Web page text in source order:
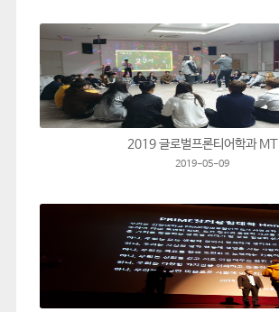
2019 글로벌프론티어학과 MT
2019-05-09